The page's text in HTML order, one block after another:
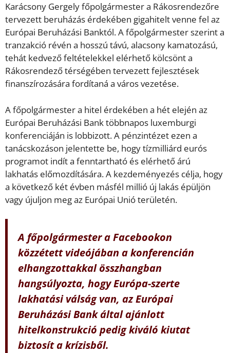
Karácsony Gergely főpolgármester a Rákosrendezőre
tervezett beruházás érdekében gigahitelt venne fel az
Európai Beruházási Banktól. A főpolgármester szerint a
tranzakció révén a hosszú távú, alacsony kamatozású,
tehát kedvező feltételekkel elérhető kölcsönt a
Rákosrendező térségében tervezett fejlesztések
finanszírozására fordítaná a város vezetése.
A főpolgármester a hitel érdekében a hét elején az
Európai Beruházási Bank többnapos luxemburgi
konferenciáján is lobbizott. A pénzintézet ezen a
tanácskozáson jelentette be, hogy tízmilliárd eurós
programot indít a fenntartható és elérhető árú
lakhatás előmozdítására. A kezdeményezés célja, hogy
a következő két évben másfél millió új lakás épüljön
vagy újuljon meg az Európai Unió területén.
A főpolgármester a Facebookon
közzétett videójában a konferencián
elhangzottakkal összhangban
hangsúlyozta, hogy Európa-szerte
lakhatási válság van, az Európai
Beruházási Bank által ajánlott
hitelkonstrukció pedig kiváló kiutat
biztosít a krízisből.